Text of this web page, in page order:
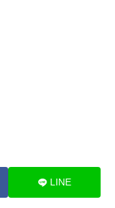
LINE